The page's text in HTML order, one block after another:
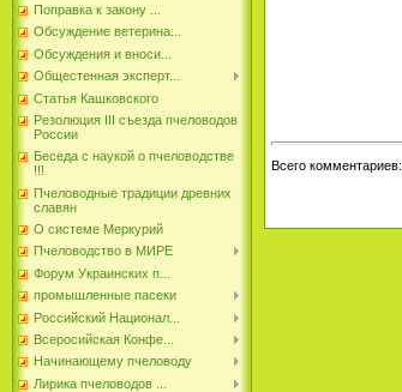
Поправка к закону ...
Обсуждение ветерина...
Обсуждения и вноси...
Общестенная эксперт...
Статья Кашковского
Резолюция III съезда пчеловодов
России
Беседа с наукой о пчеловодстве
!!!
Пчеловодные традиции древних
славян
О системе Меркурий
Пчеловодство в МИРЕ
Форум Украинских п...
промышленные пасеки
Российский Национал...
Всеросийская Конфе...
Начинающему пчеловоду
Лирика пчеловодов ...
Всего комментариев: